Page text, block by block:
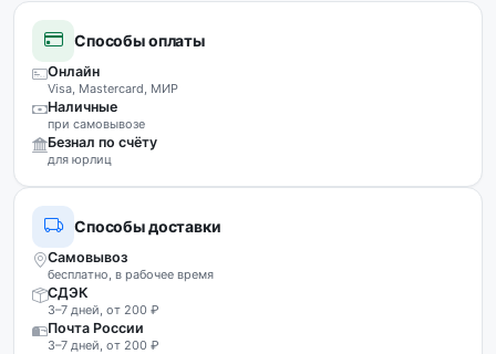
Способы оплаты
Онлайн
Visa, Mastercard, МИР
Наличные
при самовывозе
Безнал по счёту
для юрлиц
Способы доставки
Самовывоз
бесплатно, в рабочее время
СДЭК
3–7 дней, от 200 ₽
Почта России
3–7 дней, от 200 ₽